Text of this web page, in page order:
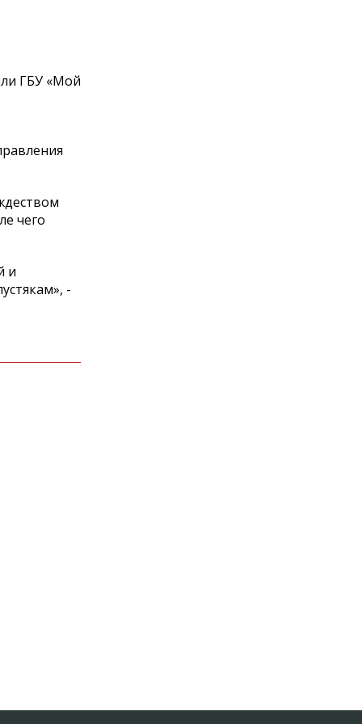
ГБУ «Мой
чего
и
-